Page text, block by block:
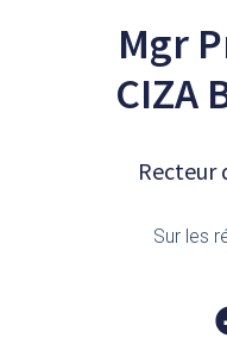
Mgr
CIZA
Recteur
Sur les